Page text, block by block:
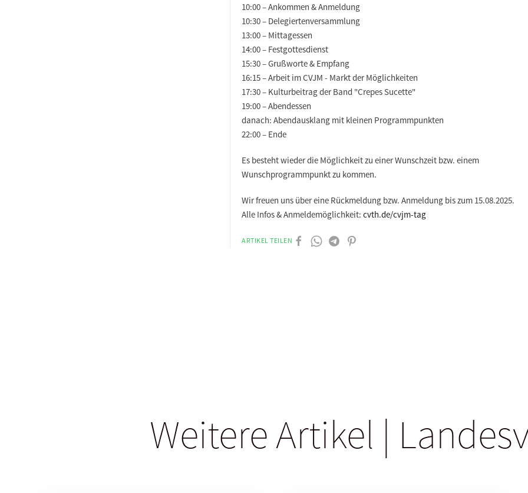
10:00 – Ankommen & Anmeldung
10:30 – Delegiertenversammlung
13:00 – Mittagessen
14:00 – Festgottesdienst
15:30 – Grußworte & Empfang
16:15 – Arbeit im CVJM - Markt der Möglichkeiten
17:30 – Kulturbeitrag der Band "Crepes Sucette"
19:00 – Abendessen
danach: Abendausklang mit kleinen Programmpunkten
22:00 – Ende
Es besteht wieder die Möglichkeit zu einer Wunschzeit bzw. einem
Wunschprogrammpunkt zu kommen.
Wir freuen uns über eine Rückmeldung bzw. Anmeldung bis zum 15.08.2025.
Alle Infos & Anmeldemöglichkeit: cvth.de/cvjm-tag
ARTIKEL TEILEN
Weitere Artikel |